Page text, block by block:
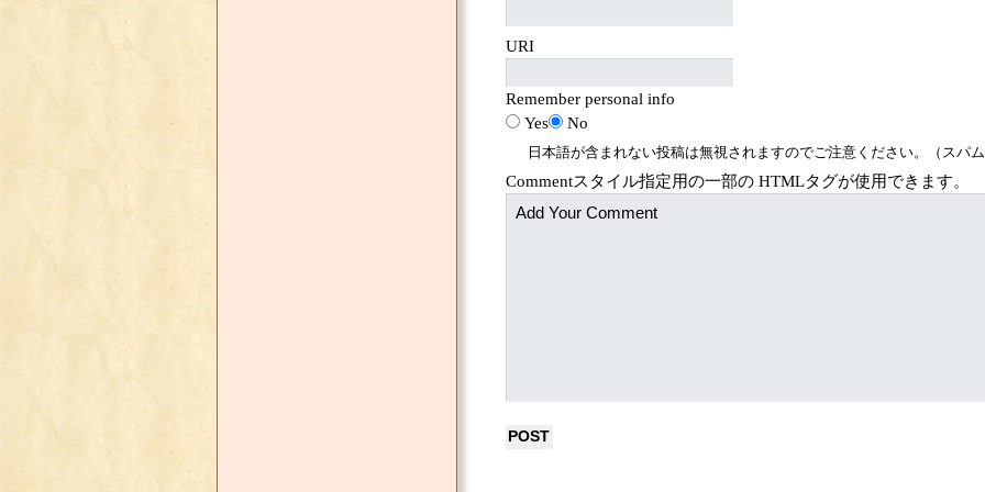
URI
Remember personal info
Yes
No
日本語が含まれない投稿は無視されますのでご注意ください。（スパ
Commentスタイル指定用の一部の HTMLタグが使用できます。